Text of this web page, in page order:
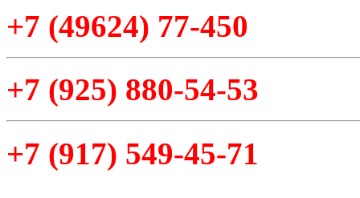
+7 (49624) 77-450
+7 (925) 880-54-53
+7 (917) 549-45-71